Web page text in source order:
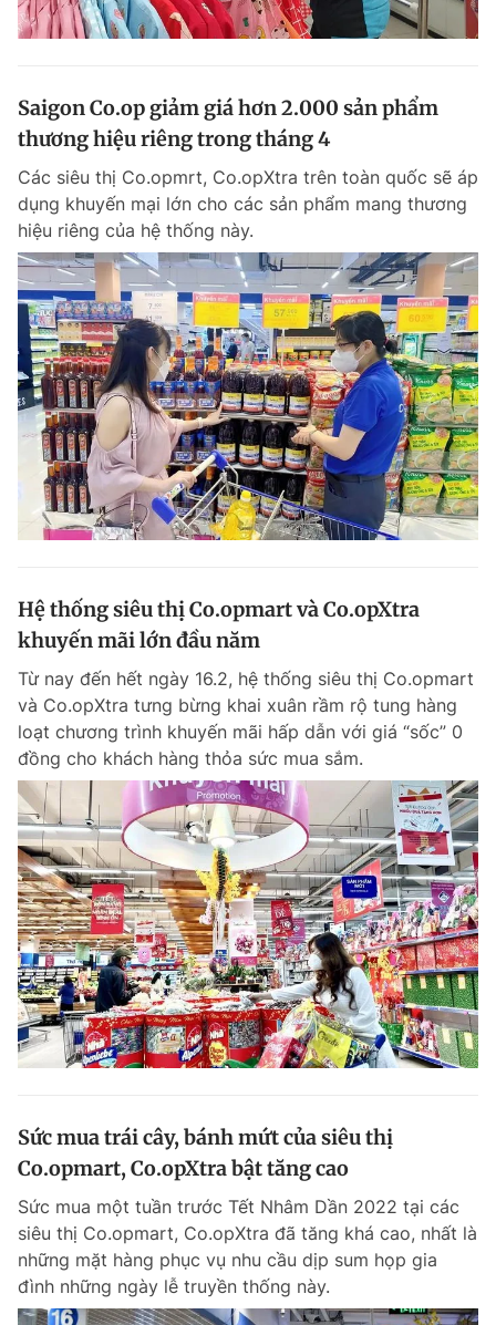
Saigon Co.op giảm giá hơn 2.000 sản phẩm
thương hiệu riêng trong tháng 4
Các siêu thị Co.opmrt, Co.opXtra trên toàn quốc sẽ áp
dụng khuyến mại lớn cho các sản phẩm mang thương
hiệu riêng của hệ thống này.
Hệ thống siêu thị Co.opmart và Co.opXtra
khuyến mãi lớn đầu năm
Từ nay đến hết ngày 16.2, hệ thống siêu thị Co.opmart
và Co.opXtra tưng bừng khai xuân rầm rộ tung hàng
loạt chương trình khuyến mãi hấp dẫn với giá “sốc” 0
đồng cho khách hàng thỏa sức mua sắm.
Sức mua trái cây, bánh mứt của siêu thị
Co.opmart, Co.opXtra bật tăng cao
Sức mua một tuần trước Tết Nhâm Dần 2022 tại các
siêu thị Co.opmart, Co.opXtra đã tăng khá cao, nhất là
những mặt hàng phục vụ nhu cầu dịp sum họp gia
đình những ngày lễ truyền thống này.